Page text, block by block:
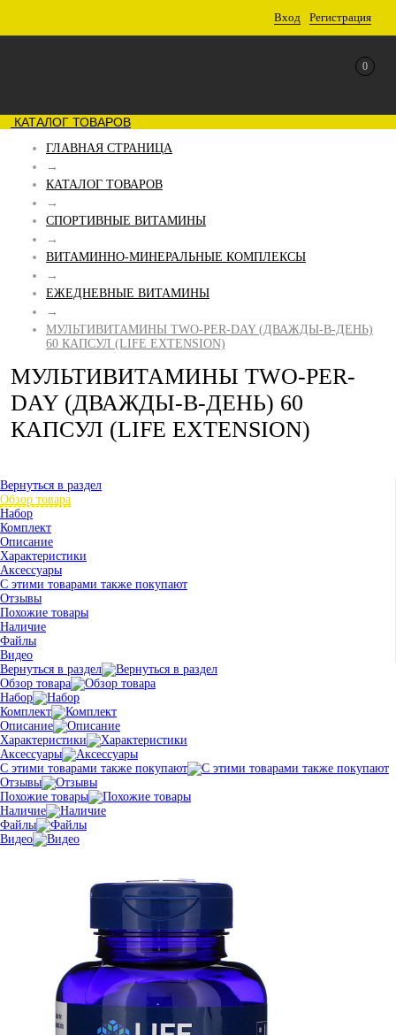
Вход Регистрация
0
КАТАЛОГ ТОВАРОВ
ГЛАВНАЯ СТРАНИЦА
→
КАТАЛОГ ТОВАРОВ
→
СПОРТИВНЫЕ ВИТАМИНЫ
→
ВИТАМИННО-МИНЕРАЛЬНЫЕ КОМПЛЕКСЫ
→
ЕЖЕДНЕВНЫЕ ВИТАМИНЫ
→
МУЛЬТИВИТАМИНЫ TWO-PER-DAY (ДВАЖДЫ-В-ДЕНЬ)
60 КАПСУЛ (LIFE EXTENSION)
МУЛЬТИВИТАМИНЫ TWO-PER-
DAY (ДВАЖДЫ-В-ДЕНЬ) 60
КАПСУЛ (LIFE EXTENSION)
Вернуться в раздел
Обзор товара
Набор
Комплект
Описание
Характеристики
Аксессуары
С этими товарами также покупают
Отзывы
Похожие товары
Наличие
Файлы
Видео
Вернуться в раздел
Обзор товара
Набор
Комплект
Описание
Характеристики
Аксессуары
С этими товарами также покупают
Отзывы
Похожие товары
Наличие
Файлы
Видео